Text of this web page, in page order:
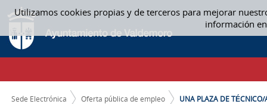
Utilizamos cookies propias y de terceros para mejorar
información
Saltar al contenido
UNA PLAZA DE TÉCNICO/A ASESOR/A ECONÓMICO (FUNCIONARIO) -
CAMINO DE MIGAS
Sede Electrónica Oferta pública de empleo UNA PLAZA DE TÉCNICO/